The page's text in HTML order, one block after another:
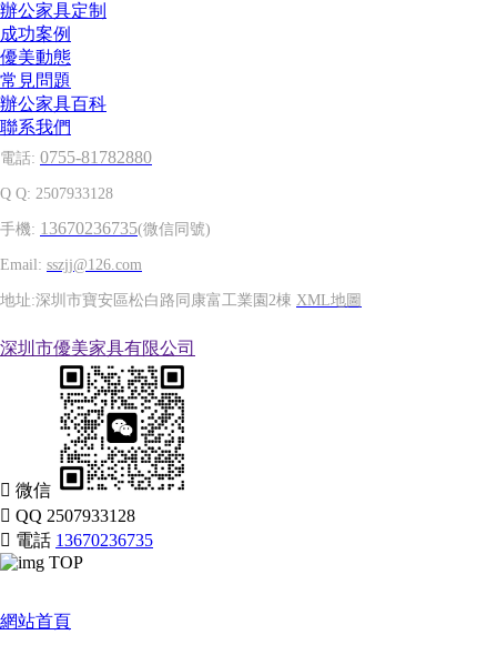
辦公家具定制
成功案例
優美動態
常見問題
辦公家具百科
聯系我們
電話: 0755-81782880
Q Q: 2507933128
手機: 13670236735(微信同號)
Email: sszjj@126.com
地址:深圳市寶安區松白路同康富工業園2棟 XML地圖
深圳市優美家具有限公司
 微信
 QQ 2507933128
 電話 13670236735
TOP
網站首頁